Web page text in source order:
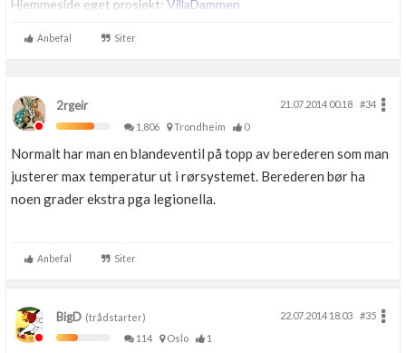
Hjemmeside eget prosjekt: VillaDammen
Anbefal Siter
2rgeir 21.07.2014 00.18
#34
1,806
Trondheim 0
Normalt har man en blandeventil på topp av berederen som man
justerer max temperatur ut i rørsystemet. Berederen bør ha
noen grader ekstra pga legionella.
Anbefal Siter
BigD (trådstarter) 22.07.2014 18.03
#35
114
Oslo 1